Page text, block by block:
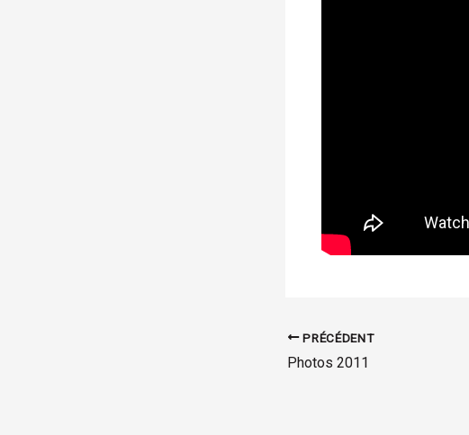
PRÉCÉDENT
Photos 2011